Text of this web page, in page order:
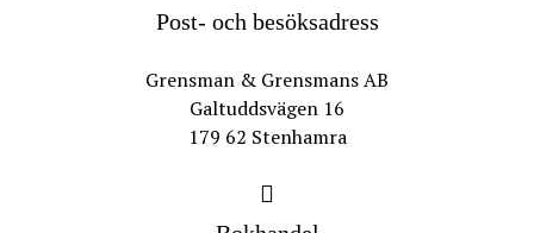
Post- och besöksadress
Grensman & Grensmans AB
Galtuddsvägen 16
179 62 Stenhamra